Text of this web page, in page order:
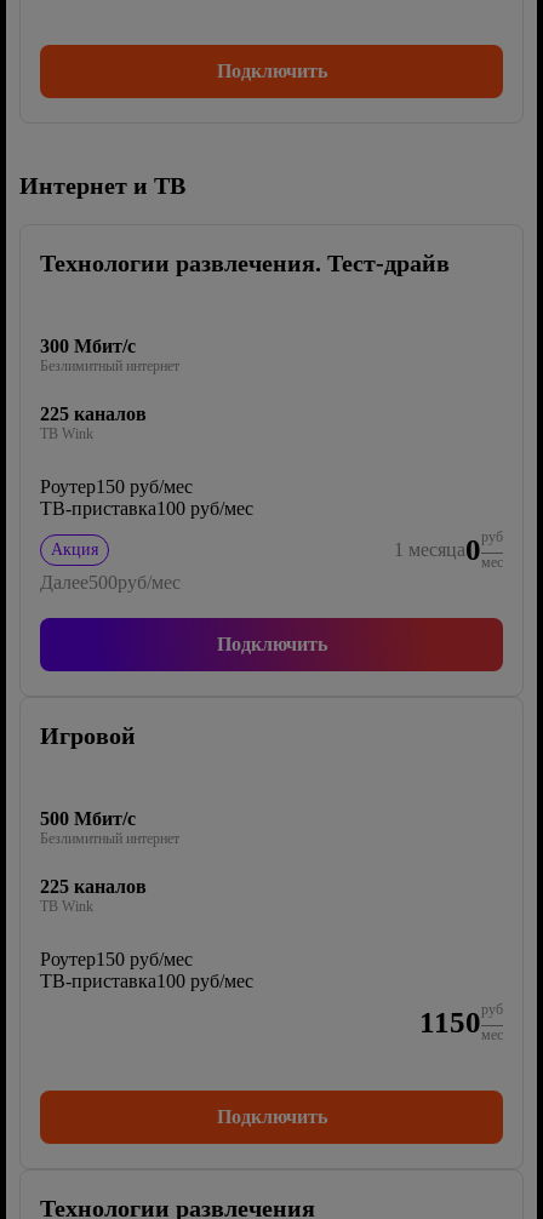
Подключить
Интернет и ТВ
Технологии развлечения. Тест-драйв
300 Мбит/с
Безлимитный интернет
225 каналов
ТВ Wink
Роутер150 руб/мес
ТВ-приставка100 руб/мес
Акция 1 месяца0руб
мес
Далее500руб/мес
Подключить
Игровой
500 Мбит/с
Безлимитный интернет
225 каналов
ТВ Wink
Роутер150 руб/мес
ТВ-приставка100 руб/мес
1150руб
мес
Подключить
Технологии развлечения